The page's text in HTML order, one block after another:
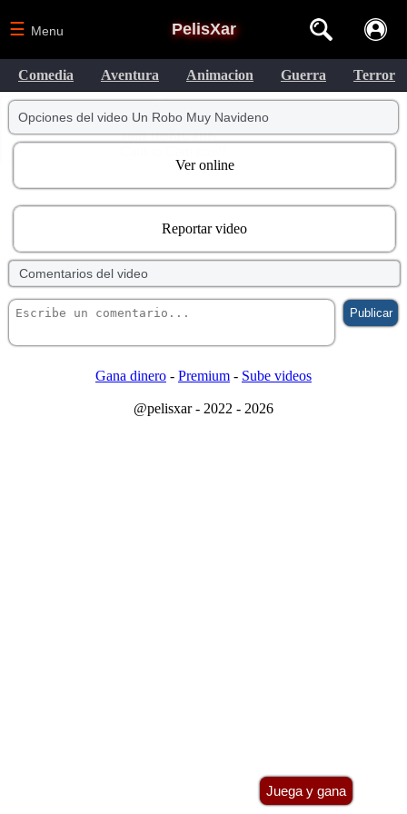
PelisXar
☰ Menu
Comedia Aventura Animacion Guerra Terror
Juega y gana
Opciones del video Un Robo Muy Navideno
Ver online
Reportar video
Comentarios del video
Gana dinero- Premium- Sube videos
@pelisxar - 2022 - 2026